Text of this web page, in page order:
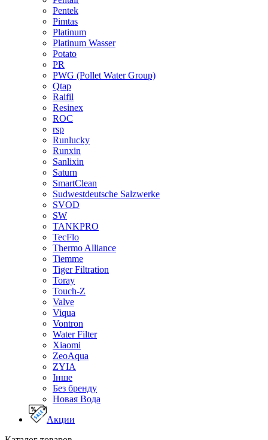
Pentek
Pimtas
Platinum
Platinum Wasser
Potato
PR
PWG (Pollet Water Group)
Qtap
Raifil
Resinex
ROC
rsp
Runlucky
Runxin
Sanlixin
Saturn
SmartClean
Sudwestdeutsche Salzwerke
SVOD
SW
TANKPRO
TecFlo
Thermo Alliance
Tiemme
Tiger Filtration
Toray
Touch-Z
Valve
Viqua
Vontron
Water Filter
Xiaomi
ZeoAqua
ZYIA
Інше
Без бренду
Новая Вода
Акции